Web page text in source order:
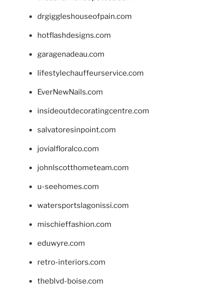
drgiggleshouseofpain.com
hotflashdesigns.com
garagenadeau.com
lifestylechauffeurservice.com
EverNewNails.com
insideoutdecoratingcentre.com
salvatoresinpoint.com
jovialfloralco.com
johnlscotthometeam.com
u-seehomes.com
watersportslagonissi.com
mischieffashion.com
eduwyre.com
retro-interiors.com
theblvd-boise.com